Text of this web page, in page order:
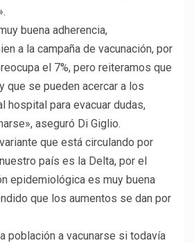
buena adherencia,
a la campaña de vacunación, por
el 7%, pero reiteramos que
que se pueden acercar a los
hospital para evacuar dudas,
aseguró Di Giglio.
que está circulando por
país es la Delta, por el
epidemiológica es muy buena
que los aumentos se dan por
población a vacunarse si todavía